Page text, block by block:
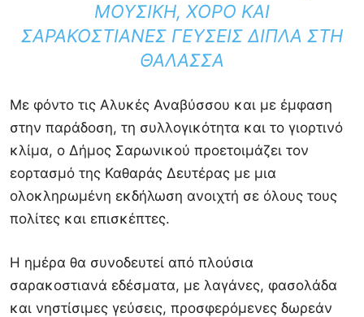
ΜΟΥΣΙΚΉ, ΧΟΡΌ ΚΑΙ
ΣΑΡΑΚΟΣΤΙΑΝΈΣ ΓΕΎΣΕΙΣ ΔΊΠΛΑ ΣΤΗ
ΘΆΛΑΣΣΑ
Με φόντο τις Αλυκές Αναβύσσου και με έμφαση
στην παράδοση, τη συλλογικότητα και το γιορτινό
κλίμα, ο Δήμος Σαρωνικού προετοιμάζει τον
εορτασμό της Καθαράς Δευτέρας με μια
ολοκληρωμένη εκδήλωση ανοιχτή σε όλους τους
πολίτες και επισκέπτες.
Η ημέρα θα συνοδευτεί από πλούσια
σαρακοστιανά εδέσματα, με λαγάνες, φασολάδα
και νηστίσιμες γεύσεις, προσφερόμενες δωρεάν